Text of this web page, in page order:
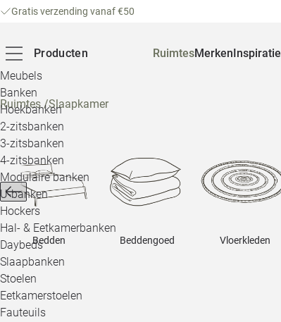
Gratis verzending vanaf €50
Producten
Meubels
Banken
Hoekbanken
2-zitsbanken
3-zitsbanken
4-zitsbanken
Modulaire banken
U-banken
Hockers
Hal- & Eetkamerbanken
Daybeds
Slaapbanken
Stoelen
Eetkamerstoelen
Fauteuils
RuimtesMerkenInspiratie
Ruimtes/Slaapkamer
Bedden Beddengoed Vloerkleden